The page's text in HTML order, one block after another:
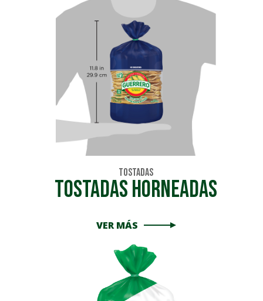
Tostadas
Tostadas Horneadas
VER MÁS